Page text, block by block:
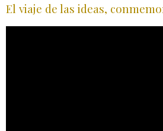
El viaje de las ideas,